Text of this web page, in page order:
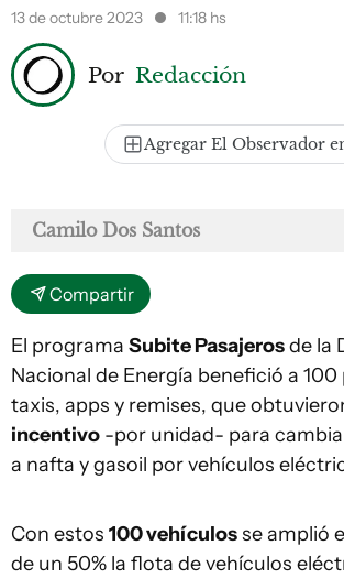
13 de octubre 2023
11:18 hs
Por Redacción
Agregar El Observador
Camilo Dos Santos
Compartir
El programa Subite Pasajerosde la
Nacional de Energía benefició a
taxis, apps y remises, que
incentivo -por unidad- para
a nafta y gasoil por vehículos
Con estos 100 vehículosse amplió
de un 50% la flota de vehículos